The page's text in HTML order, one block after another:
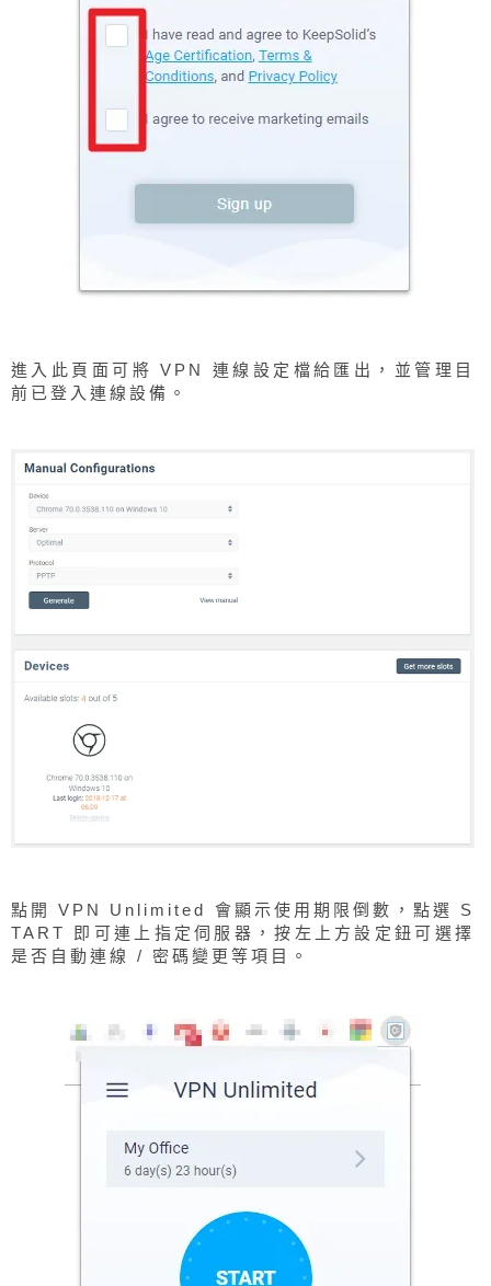
進入此頁面可將 VPN 連線設定檔給匯出，並管理目
前已登入連線設備。
點開 VPN Unlimited 會顯示使用期限倒數，點選 S
TART 即可連上指定伺服器，按左上方設定鈕可選擇
是否自動連線 / 密碼變更等項目。